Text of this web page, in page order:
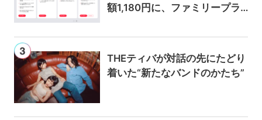
額1,180円に、ファミリープラ
THEティバが対話の先にたどり
着いた“新たなバンドのかたち”